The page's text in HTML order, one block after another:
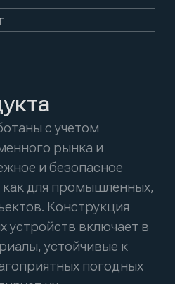
под
что
вы
задачи
и